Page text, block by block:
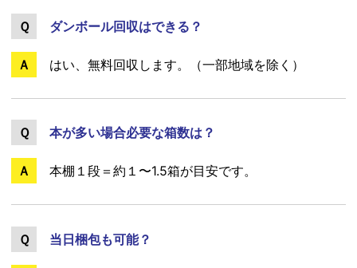
ダンボール回収はできる？
はい、無料回収します。（一部地域を除く）
本が多い場合必要な箱数は？
本棚１段＝約１〜1.5箱が目安です。
当日梱包も可能？